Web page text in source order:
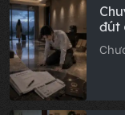
đút